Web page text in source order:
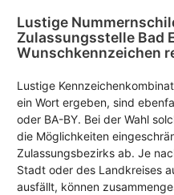
Lustige
Zulassungsstelle Bad
Wunschkennzeichen
Lustige
ein Wort ergeben, sind
oder BA-BY. Bei der Wahl
die Möglichkeiten
Zulassungsbezirks ab. Je
Stadt oder des Landkreises
ausfällt, können